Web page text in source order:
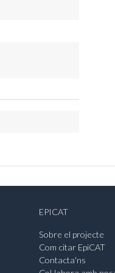
EPICAT
Sobre el projecte
Com citar EpiCAT
Contacta'ns